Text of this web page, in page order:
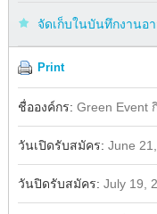
จัดเก็บในบันทึกงานอ
Print
ชื่อองค์กร: Green Event
วันเปิดรับสมัคร: June
วันปิดรับสมัคร: July 19,